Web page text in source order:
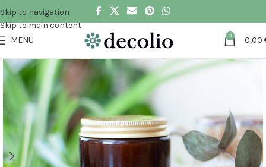
Skip to navigation
Skip to main content
MENU
0 0,00